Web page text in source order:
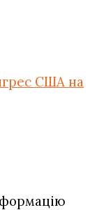
США на